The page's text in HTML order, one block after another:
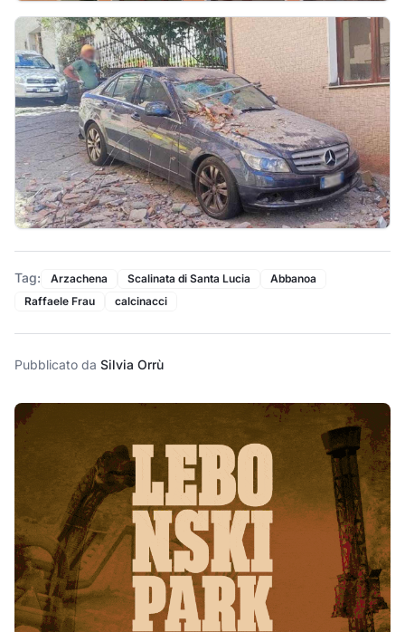
Tag: Arzachena Scalinata di Santa Lucia
Abbanoa
Raffaele Frau
calcinacci
Pubblicato da Silvia Orrù